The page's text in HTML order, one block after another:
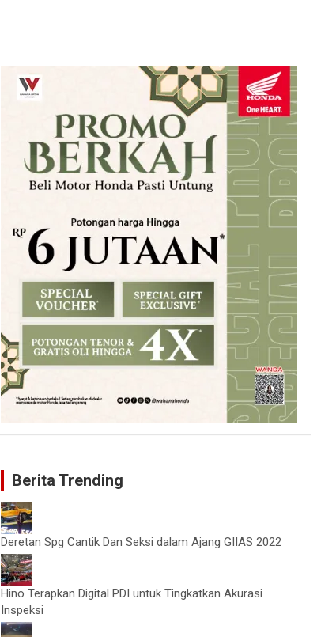
Berita Trending
Deretan Spg Cantik Dan Seksi dalam Ajang GIIAS 2022
Hino Terapkan Digital PDI untuk Tingkatkan Akurasi
Inspeksi